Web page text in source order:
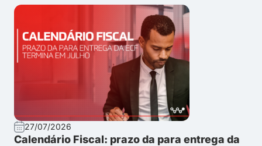
27/07/2026
Calendário Fiscal: prazo da para entrega da